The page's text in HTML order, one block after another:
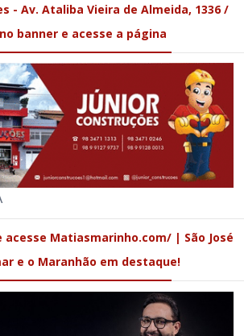
- Av. Ataliba Vieira de Almeida, 1336 /
banner e acesse a página
acesse Matiasmarinho.com/ | São José
e o Maranhão em destaque!